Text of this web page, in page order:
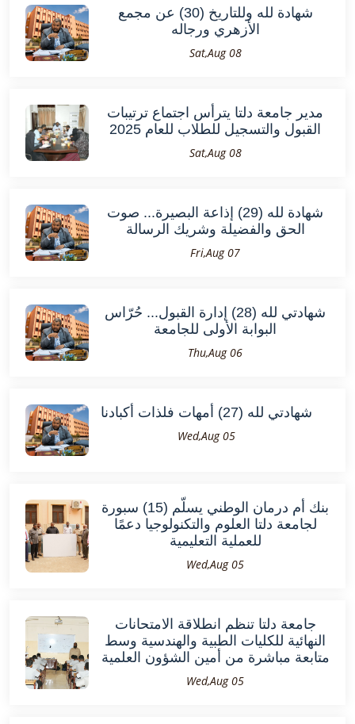
شهادة لله وللتاريخ (30) عن مجمع
الأزهري ورجاله
Sat,Aug 08
مدير جامعة دلتا يترأس اجتماع ترتيبات
القبول والتسجيل للطلاب للعام 2025
Sat,Aug 08
شهادة لله (29) إذاعة البصيرة... صوت
الحق والفضيلة وشريك الرسالة
Fri,Aug 07
شهادتي لله (28) إدارة القبول... حُرّاس
البوابة الأولى للجامعة
Thu,Aug 06
شهادتي لله (27) أمهات فلذات أكبادنا
Wed,Aug 05
بنك أم درمان الوطني يسلّم (15) سبورة
لجامعة دلتا العلوم والتكنولوجيا دعمًا
للعملية التعليمية
Wed,Aug 05
جامعة دلتا تنظم انطلاقة الامتحانات
النهائية للكليات الطبية والهندسية وسط
متابعة مباشرة من أمين الشؤون العلمية
Wed,Aug 05